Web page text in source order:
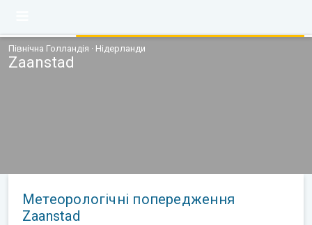
Північна Голландія · Нідерланди
Zaanstad
Метеорологічні попередження
Zaanstad